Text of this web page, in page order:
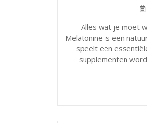
Alles wat je moet
Melatonine is een
speelt een
supplementen